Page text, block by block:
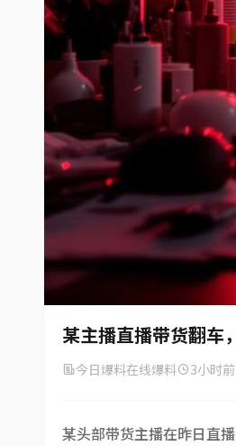
某主播直播带货翻车
今日爆料在线爆料 3小时前
某头部带货主播在昨日直